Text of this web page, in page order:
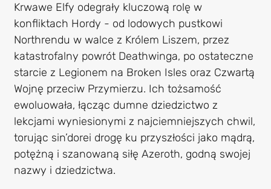
Krwawe Elfy odegrały kluczową rolę w
konfliktach Hordy - od lodowych pustkowi
Northrendu w walce z Królem Liszem, przez
katastrofalny powrót Deathwinga, po ostateczne
starcie z Legionem na Broken Isles oraz Czwartą
Wojnę przeciw Przymierzu. Ich tożsamość
ewoluowała, łącząc dumne dziedzictwo z
lekcjami wyniesionymi z najciemniejszych chwil,
torując sin’dorei drogę ku przyszłości jako mądrą,
potężną i szanowaną siłę Azeroth, godną swojej
nazwy i dziedzictwa.